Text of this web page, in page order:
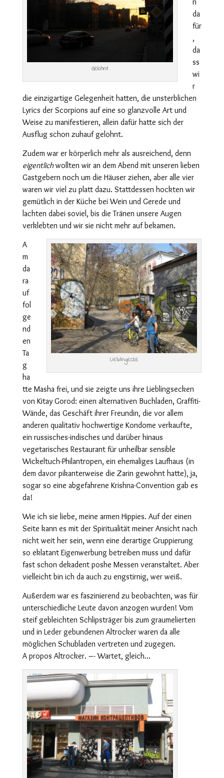
Gelohnt
n
da
für
,
da
ss
wi
r
die einzigartige Gelegenheit hatten, die unsterblichen
Lyrics der Scorpions auf eine so glanzvolle Art und
Weise zu manifestieren, allein dafür hatte sich der
Ausflug schon zuhauf gelohnt.
Zudem war er körperlich mehr als ausreichend, denn
eigentlichwollten wir an dem Abend mit unseren lieben
Gastgebern noch um die Häuser ziehen, aber alle vier
waren wir viel zu platt dazu. Stattdessen hockten wir
gemütlich in der Küche bei Wein und Gerede und
lachten dabei soviel, bis die Tränen unsere Augen
verklebten und wir sie nicht mehr auf bekamen.
Lieblingecke
A
m
da
ra
uf
fol
ge
nd
en
Ta
g
ha
tte Masha frei, und sie zeigte uns ihre Lieblingsecken
von Kitay Gorod: einen alternativen Buchladen, Graffiti-
Wände, das Geschäft ihrer Freundin, die vor allem
anderen qualitativ hochwertige Kondome verkaufte,
ein russisches-indisches und darüber hinaus
vegetarisches Restaurant für unheilbar sensible
Wickeltuch-Philantropen, ein ehemaliges Laufhaus (in
dem davor pikanterweise die Zarin gewohnt hatte), ja,
sogar so eine abgefahrene Krishna-Convention gab es
da!
Wie ich sie liebe, meine armen Hippies. Auf der einen
Seite kann es mit der Spiritualität meiner Ansicht nach
nicht weit her sein, wenn eine derartige Gruppierung
so eklatant Eigenwerbung betreiben muss und dafür
fast schon dekadent poshe Messen veranstaltet. Aber
vielleicht bin ich da auch zu engstirnig, wer weiß.
Außerdem war es faszinierend zu beobachten, was für
unterschiedliche Leute davon anzogen wurden! Vom
steif gebleichten Schlipsträger bis zum graumelierten
und in Leder gebundenen Altrocker waren da alle
möglichen Schubladen vertreten und zugegen.
A propos Altrocker. –- Wartet, gleich…